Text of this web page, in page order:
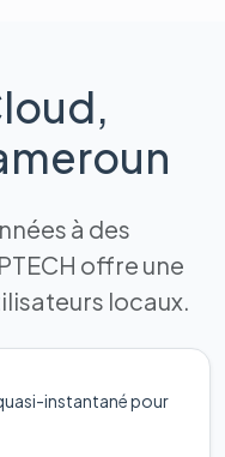
à des
offre une
locaux.
instantané pour